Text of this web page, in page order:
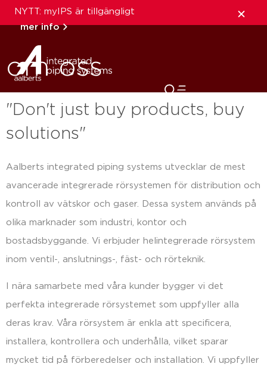
NYTT: myIPS är tillgängligt
mer info
stäng
om oss
"Don't just buy products, buy
solutions"
Aalberts integrated piping systems utvecklar de mest
avancerade integrerade rörsystemen för distribution och
kontroll av vätskor och gaser. Dessa system används på
olika marknader som industri, kontor och
bostadsbyggande. Vi erbjuder helintegrerade rörsystem
inom ventil-, anslutnings-, fäst- och rörteknik.
I nära samarbete med våra kunder bygger vi det
perfekta integrerade rörsystemet som uppfyller alla
deras krav. Våra rörsystem är enkla att specificera,
installera, kontrollera och underhålla, vilket sparar
mycket tid på förberedelser och installation. Vi uppfyller